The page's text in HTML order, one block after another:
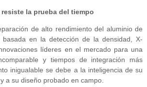
la prueba del tiempo
de alto rendimiento del aluminio de
basada en la detección de la densidad, X-
líderes en el mercado para una
y tiempos de integración más
inigualable se debe a la inteligencia de su
a su diseño probado en campo.